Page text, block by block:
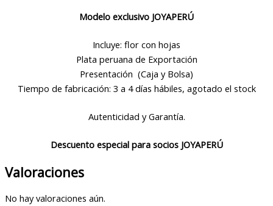
Modelo exclusivo JOYAPERÚ
Incluye: flor con hojas
Plata peruana de Exportación
Presentación (Caja y Bolsa)
Tiempo de fabricación: 3 a 4 días hábiles, agotado el stock
Autenticidad y Garantía.
Descuento especial para socios JOYAPERÚ
Valoraciones
No hay valoraciones aún.